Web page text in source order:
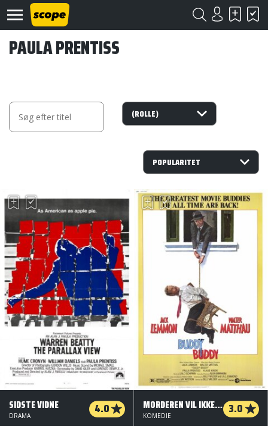
Om
©
Scope
2020
PAULA PRENTISS
SIDSTE VIDNE 4.0
DRAMA
MORDEREN VIL IKKE FORSTYRRES 3.0
KOMEDIE